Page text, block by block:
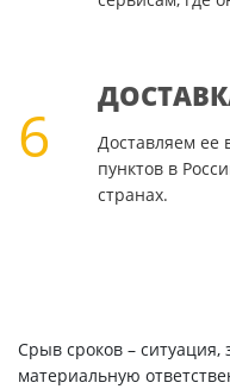
6
Доставляем ее
пунктов в
странах.
Срыв сроков –
материальную